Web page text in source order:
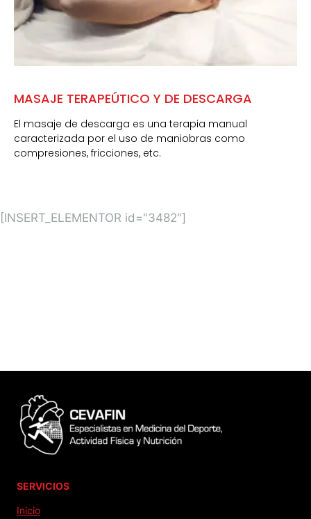
MASAJE TERAPEÚTICO Y DE DESCARGA
El masaje de descarga es una terapia manual
caracterizada por el uso de maniobras como
compresiones, fricciones, etc.
[INSERT_ELEMENTOR id="3482"]
SERVICIOS
Inicio